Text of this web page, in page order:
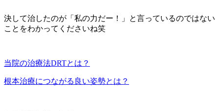
決して治したのが「私の力だー！」と言っているのではない
ことをわかってくださいね笑
当院の治療法DRTとは？
根本治療につながる良い姿勢とは？